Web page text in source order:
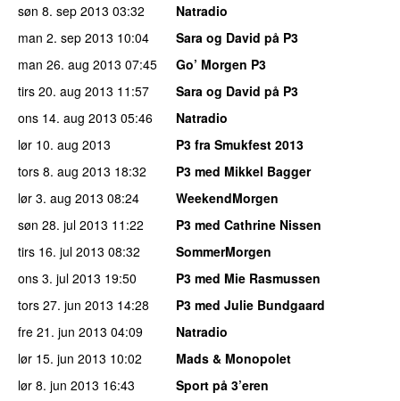
søn 8. sep 2013 03:32
Natradio
man 2. sep 2013 10:04
Sara og David på P3
man 26. aug 2013 07:45
Go’ Morgen P3
tirs 20. aug 2013 11:57
Sara og David på P3
ons 14. aug 2013 05:46
Natradio
lør 10. aug 2013
P3 fra Smukfest 2013
tors 8. aug 2013 18:32
P3 med Mikkel Bagger
lør 3. aug 2013 08:24
WeekendMorgen
søn 28. jul 2013 11:22
P3 med Cathrine Nissen
tirs 16. jul 2013 08:32
SommerMorgen
ons 3. jul 2013 19:50
P3 med Mie Rasmussen
tors 27. jun 2013 14:28
P3 med Julie Bundgaard
fre 21. jun 2013 04:09
Natradio
lør 15. jun 2013 10:02
Mads & Monopolet
lør 8. jun 2013 16:43
Sport på 3’eren